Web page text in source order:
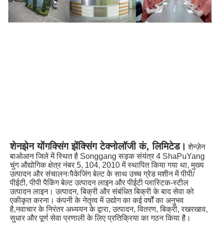
शेनझेन योंगक्सिंग झेंक्सिंग टेक्नोलॉजी कं, लिमिटेड। शेन्ज़ेन
बाओआन जिले में स्थित है Songgang सड़क संयंत्र 4 ShaPuYang
चुंग औद्योगिक क्षेत्र नंबर 5, 104, 2010 में स्थापित किया गया था, मुख्य
उत्पादन और संचालनःपैकेजिंग बेल्ट के साथ उच्च ग्रेड मशीन में पीपी/
पीईटी, पीपी पैकिंग बेल्ट उत्पादन लाइन और पीईटी प्लास्टिक-स्टील
उत्पादन लाइन। उत्पादन, बिक्री और संबंधित बिक्री के बाद सेवा को
एकीकृत करना। कंपनी के नेतृत्व में उद्योग का कई वर्षों का अनुभव
है,नवाचार के निरंतर अध्ययन के द्वारा, उत्पादन, वितरण, बिक्री, रखरखाव,
सुधार और पूर्ण सेवा प्रणाली के लिए प्रतिक्रिया का गठन किया है।